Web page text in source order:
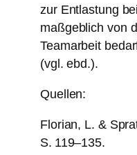
zur Entlastung
maßgeblich von
Teamarbeit
(vgl. ebd.).
Quellen:
Florian, L. &
S. 119–135.